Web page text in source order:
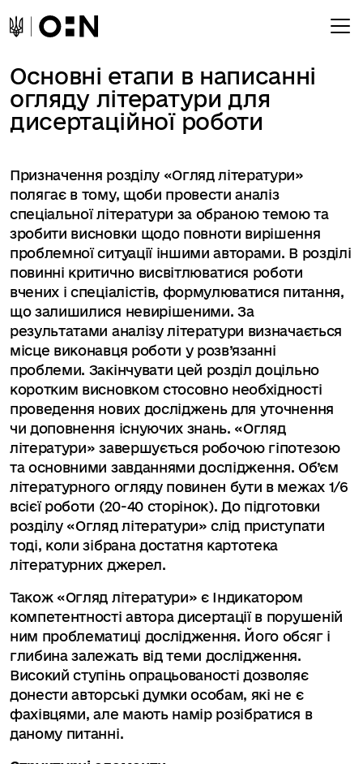
Основні етапи в написанні
огляду літератури для
дисертаційної роботи
Призначення розділу «Огляд літератури»
полягає в тому, щоби провести аналіз
спеціальної літератури за обраною темою та
зробити висновки щодо повноти вирішення
проблемної ситуації іншими авторами. В розділі
повинні критично висвітлюватися роботи
вчених і спеціалістів, формулюватися питання,
що залишилися невирішеними. За
результатами аналізу літератури визначається
місце виконавця роботи у розв’язанні
проблеми. Закінчувати цей розділ доцільно
коротким висновком стосовно необхідності
проведення нових досліджень для уточнення
чи доповнення існуючих знань. «Огляд
літератури» завершується робочою гіпотезою
та основними завданнями дослідження. Об’єм
літературного огляду повинен бути в межах 1/6
всієї роботи (20-40 сторінок). До підготовки
розділу «Огляд літератури» слід приступати
тоді, коли зібрана достатня картотека
літературних джерел.
Також «Огляд літератури» є Індикатором
компетентності автора дисертації в порушеній
ним проблематиці дослідження. Його обсяг і
глибина залежать від теми дослідження.
Високий ступінь опрацьованості дозволяє
донести авторські думки особам, які не є
фахівцями, але мають намір розібратися в
даному питанні.